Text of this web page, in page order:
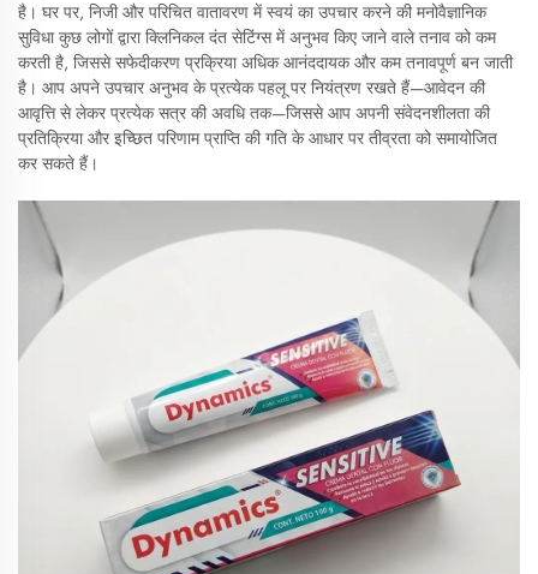
है। घर पर, निजी और परिचित वातावरण में स्वयं का उपचार करने की मनोवैज्ञानिक
सुविधा कुछ लोगों द्वारा क्लिनिकल दंत सेटिंग्स में अनुभव किए जाने वाले तनाव को कम
करती है, जिससे सफेदीकरण प्रक्रिया अधिक आनंददायक और कम तनावपूर्ण बन जाती
है। आप अपने उपचार अनुभव के प्रत्येक पहलू पर नियंत्रण रखते हैं—आवेदन की
आवृत्ति से लेकर प्रत्येक सत्र की अवधि तक—जिससे आप अपनी संवेदनशीलता की
प्रतिक्रिया और इच्छित परिणाम प्राप्ति की गति के आधार पर तीव्रता को समायोजित
कर सकते हैं।